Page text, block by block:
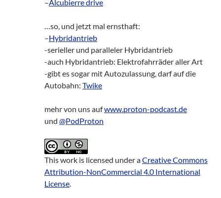
–Alcubierre drive
…so, und jetzt mal ernsthaft:
–Hybridantrieb
-serieller und paralleler Hybridantrieb
-auch Hybridantrieb: Elektrofahrräder aller Art
-gibt es sogar mit Autozulassung, darf auf die
Autobahn: Twike
mehr von uns aufwww.proton-podcast.de
und @PodProton
This work is licensed under aCreative Commons
Attribution-NonCommercial 4.0 International
License.